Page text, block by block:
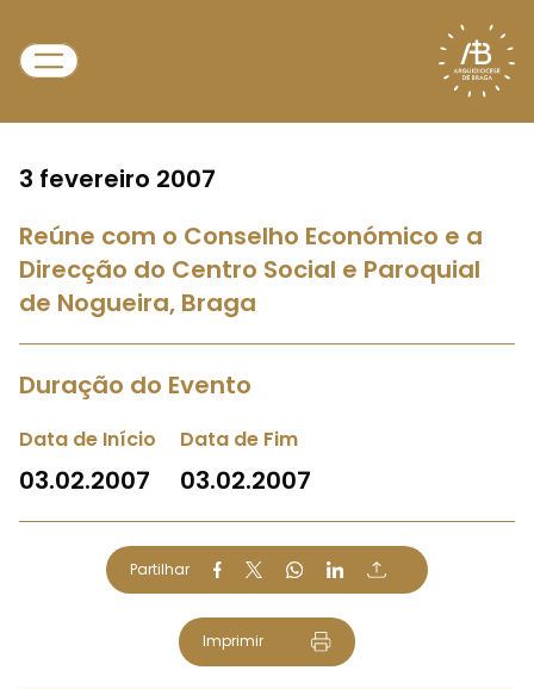
3 fevereiro 2007
Reúne com o Conselho Económico e a
Direcção do Centro Social e Paroquial
de Nogueira, Braga
Duração do Evento
Data de Início
03.02.2007
Data de Fim
03.02.2007
Partilhar
Imprimir